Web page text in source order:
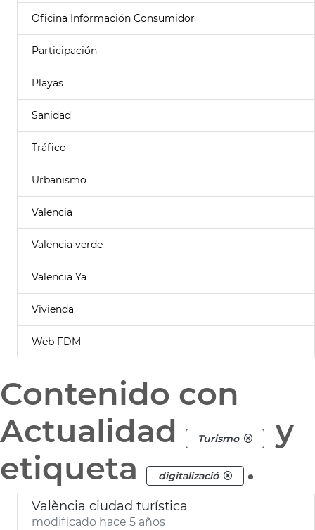
Oficina Información Consumidor
Participación
Playas
Sanidad
Tráfico
Urbanismo
Valencia
Valencia verde
Valencia Ya
Vivienda
Web FDM
Contenido con
Actualidad
Turismo
y
etiqueta
digitalizació .
València ciudad turística
modificado hace 5 años